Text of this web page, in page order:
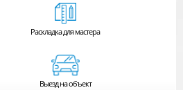
Раскладка для мастера
Выезд на объект